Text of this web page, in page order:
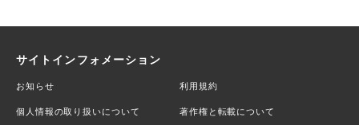
サイトインフォメーション
お知らせ 利用規約
個人情報の取り扱いについて 著作権と転載について